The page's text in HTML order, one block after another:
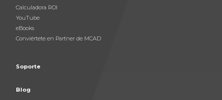
Calculadora ROI
YouTube
eBooks
Conviértete en Partner de MCAD
Soporte
Blog